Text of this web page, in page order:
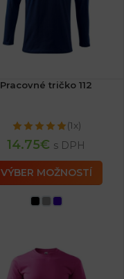
Pracovné tričko 112
(1x)
14.75€ s DPH
VÝBER MOŽNOSTÍ